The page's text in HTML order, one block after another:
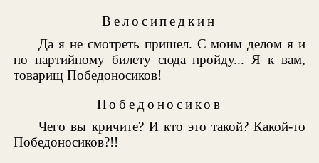
Велосипедкин
Да я не смотреть пришел. С моим делом я и
по партийному билету сюда пройду... Я к вам,
товарищ Победоносиков!
Победоносиков
Чего вы кричите? И кто это такой? Какой-то
Победоносиков?!!